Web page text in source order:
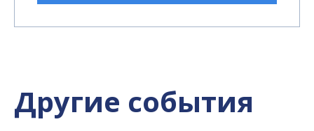
Другие события